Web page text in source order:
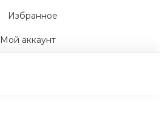
Избранное
Мой аккаунт